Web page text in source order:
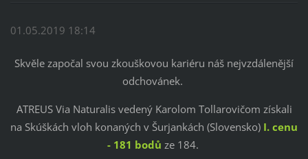
01.05.2019 18:14
Skvěle započal svou zkouškovou kariéru náš nejvzdálenější
odchovánek.
ATREUS Via Naturalis vedený Karolom Tollarovičom získali
na Skúškách vloh konaných v Šurjankách (Slovensko) I. cenu
- 181 bodů ze 184.